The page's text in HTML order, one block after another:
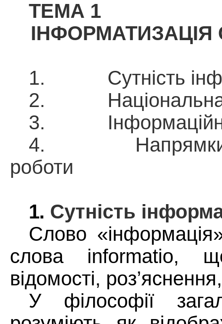
ТЕМА 1
ІНФОРМАТИЗАЦІЯ
1.
Сутність
2.
3.
4.
роботи
1. Сутність
Слово
слова informatio,
відомості,
У філософії